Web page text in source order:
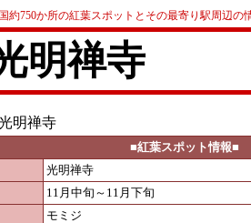
約750か所の紅葉スポットとその最寄り駅周辺の
明禅寺
明禅寺
■紅葉スポット情報■
光明禅寺
11月中旬～11月下旬
モミジ